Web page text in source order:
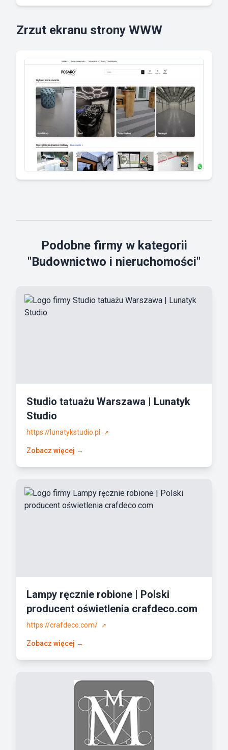
Zrzut ekranu strony WWW
Podobne firmy w kategorii
"Budownictwo i nieruchomości"
Studio tatuażu Warszawa | Lunatyk
Studio
https://lunatykstudio.pl ↗
Zobacz więcej →
Lampy ręcznie robione | Polski
producent oświetlenia crafdeco.com
https://crafdeco.com/ ↗
Zobacz więcej →